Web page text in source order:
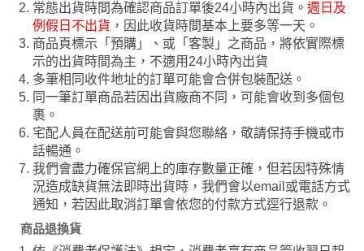
常態出貨時間為確認商品訂單後24小時內出貨。 週日及
例假日不出貨 ，因此收貨時間基本上要多等一天。
商品頁標示「預購」、或「客製」之商品，將依實際標
示的出貨時間為主，不適用24小時內出貨
多筆相同收件地址的訂單可能會合併包裝配送。
同一筆訂單商品若因出貨廠商不同，可能會收到多個包
裹。
宅配人員在配送前可能會與您聯絡，敬請保持手機或市
話暢通。
我們會盡力確保官網上的庫存數量正確，但若因特殊情
況造成缺貨無法即時出貨時，我們會以email或電話方式
通知，若因此取消訂單會依您的付款方式逕行退款。
商品退換貨